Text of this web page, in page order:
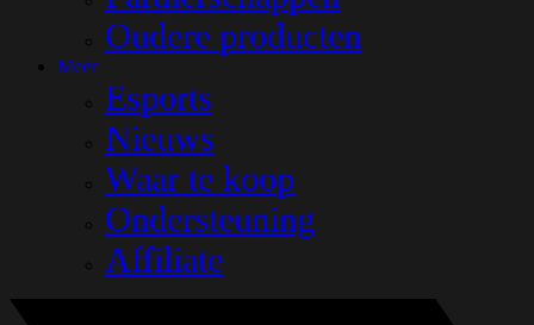
Oudere producten
Meer
Esports
Nieuws
Waar te koop
Ondersteuning
Affiliate